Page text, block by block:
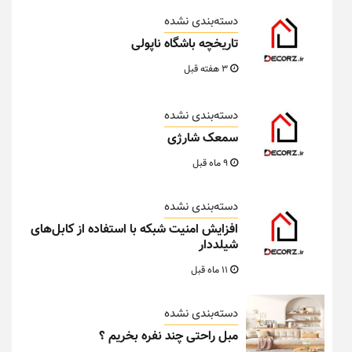
دسته‌بندی نشده
تاریخچه باشگاه ناپولی
دسته‌بندی نشده
سمعک شارژی
دسته‌بندی نشده
افزایش امنیت شبکه با استفاده از کابل‌های
شیلددار
دسته‌بندی نشده
مبل راحتی چند نفره بخریم ؟